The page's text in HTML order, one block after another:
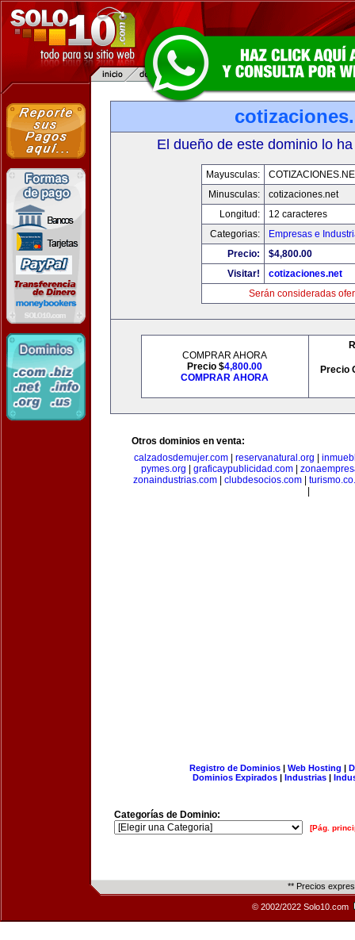
El dueño de este dominio lo
Mayusculas:
Minusculas:
cotizaciones.net
Longitud:
12 caracteres
Categorias:
Empresas e
Precio:
$4,800.00
Visitar!
cotizaciones.net
Serán consideradas
COMPRAR AHORA
Precio $4,800.00
COMPRAR AHORA
Precio
Otros dominios en venta:
calzadosdemujer.com
reservanatural.org
pymes.org
graficaypublicidad.com
zonaindustrias.com| clubdesocios.com|
Registro de Dominios| Web Hosting |
Dominios Expirados | Industrias |
Categorías de Dominio:
[Pág.
** Precios
© 2002/2022 Solo10.com